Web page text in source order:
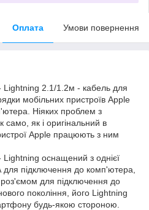
Оплата Умови повернення
Lightning 2.1/1.2м - кабель для
мобільних пристроїв Apple
Ніяких проблем з
само, як і оригінальний в
Apple працюють з ним
оснащений з однієї
підключення до комп'ютера,
роз'ємом для підключення до
покоління, його Lightning
будь-якою стороною.